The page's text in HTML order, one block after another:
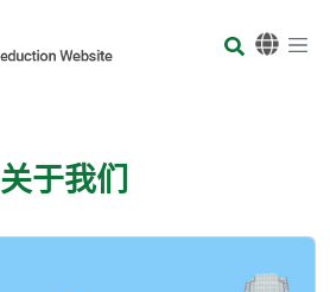
Body
关于我们